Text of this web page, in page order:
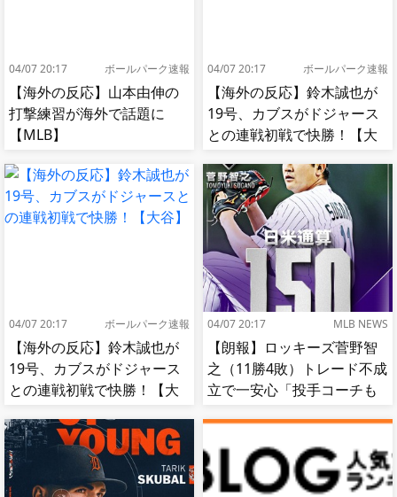
04/07 20:17 ボールパーク速報
【海外の反応】山本由伸の
打撃練習が海外で話題に
【MLB】
04/07 20:17 ボールパーク速報
【海外の反応】鈴木誠也が
19号、カブスがドジャース
との連戦初戦で快勝！【大
04/07 20:17 ボールパーク速報
【海外の反応】鈴木誠也が
19号、カブスがドジャース
との連戦初戦で快勝！【大
04/07 20:17 MLB NEWS
【朗報】ロッキーズ菅野智
之（11勝4敗）トレード不成
立で一安心「投手コーチも